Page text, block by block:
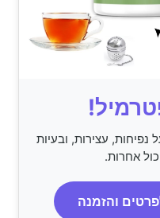
עצירות, ובעיות
אחרות.
והזמנה